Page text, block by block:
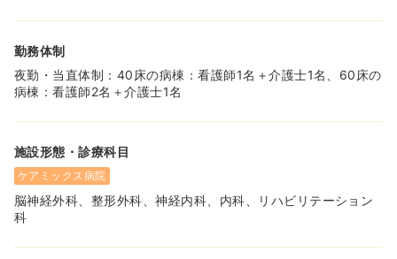
勤務体制
夜勤・当直体制：40床の病棟：看護師1名＋介護士1名、60床の
病棟：看護師2名＋介護士1名
施設形態・診療科目
ケアミックス病院
脳神経外科、整形外科、神経内科、内科、リハビリテーション
科